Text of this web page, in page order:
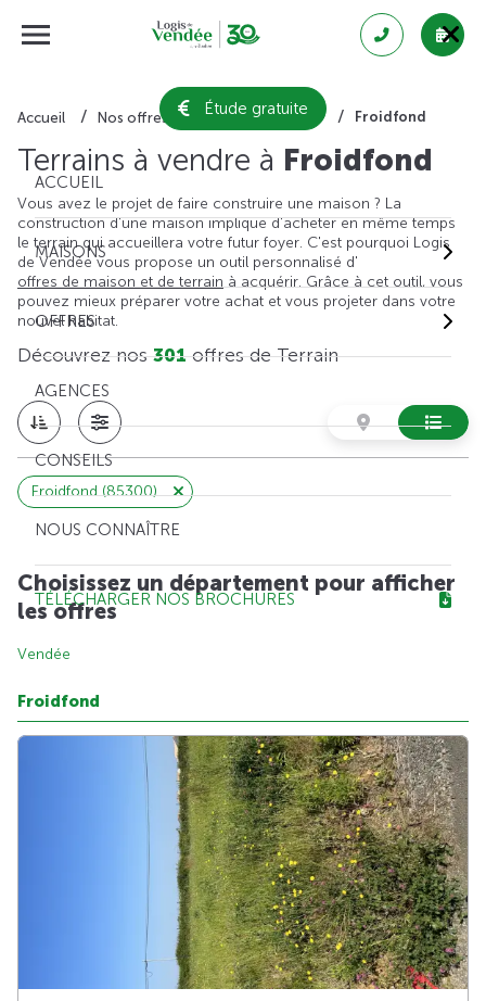
Étude gratuite
ACCUEIL
MAISONS
OFFRES
AGENCES
CONSEILS
NOUS CONNAÎTRE
TÉLÉCHARGER NOS BROCHURES
Accueil Nos offres de terrain Vendée Froidfond
Terrains à vendre à Froidfond
Vous avez le projet de faire construire une maison ? La
construction d'une maison implique d'acheter en même temps
le terrain qui accueillera votre futur foyer. C'est pourquoi Logis
de Vendée vous propose un outil personnalisé d'
offres de maison et de terrain à acquérir. Grâce à cet outil, vous
pouvez mieux préparer votre achat et vous projeter dans votre
nouvel habitat.
Découvrez nos301offres de Terrain
Froidfond (85300)
Choisissez un département pour afficher
les offres
Vendée
Froidfond